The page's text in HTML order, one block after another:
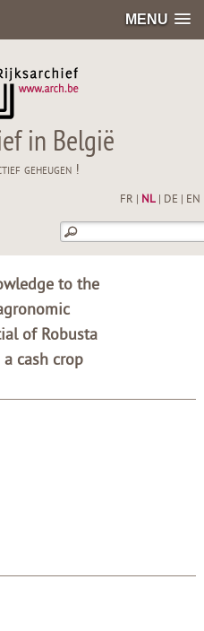
MENU
in België
geheugen !
FR NL| DE EN
to the
of Robusta
cash crop